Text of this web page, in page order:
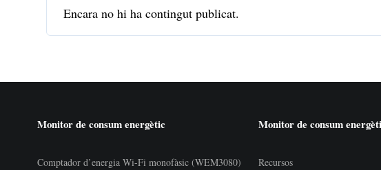
Encara no hi ha contingut publicat.
Monitor de consum energètic
Comptador d’energia Wi-Fi monofàsic (WEM3080)
Monitor de consum
Recursos